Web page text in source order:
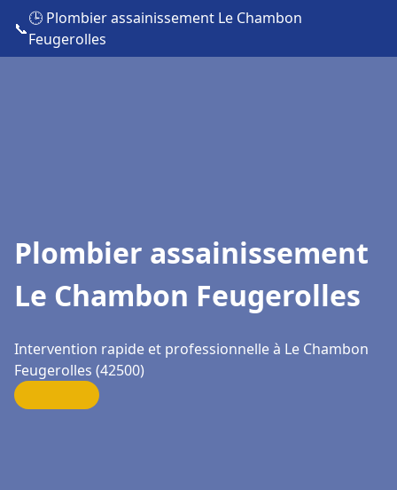
📞
🕒 Plombier assainissement Le Chambon
Feugerolles
Plombier assainissement
Le Chambon Feugerolles
Intervention rapide et professionnelle à Le Chambon
Feugerolles (42500)